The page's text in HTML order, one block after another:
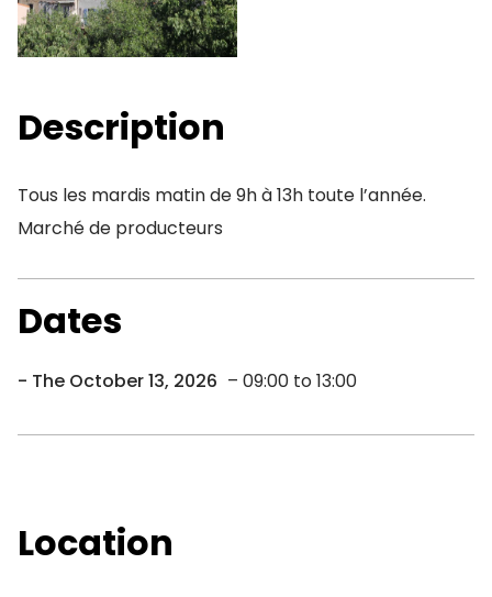
Description
Tous les mardis matin de 9h à 13h toute l’année.
Marché de producteurs
Dates
The October 13, 2026 – 09:00 to 13:00
Location